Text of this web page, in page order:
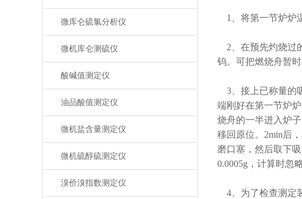
微库仑硫氯分析仪
微机库仑测硫仪
酸碱值测定仪
油品酸值测定仪
微机盐含量测定仪
微机硫醇硫测定仪
溴价溴指数测定仪
1、将第一节炉炉
2、在预先灼烧过
钨。可把燃烧舟暂
3、接上已称量的
端刚好在第一节炉
烧舟的一半进入炉
移回原位。2min后
磨口塞，然后取下
0.0005g，计算时忽略
4、为了检查测定